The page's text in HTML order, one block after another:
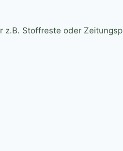
Stoffreste oder